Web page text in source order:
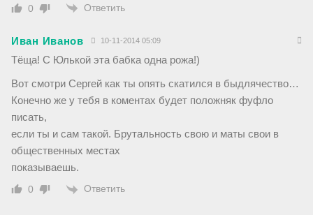
0 Ответить
Иван Иванов 10-11-2014 05:09
Тёща! С Юлькой эта бабка одна рожа!)
Вот смотри Сергей как ты опять скатился в быдлячество…
Конечно же у тебя в коментах будет положняк фуфло
писать,
если ты и сам такой. Брутальность свою и маты свои в
общественных местах
показываешь.
0 Ответить